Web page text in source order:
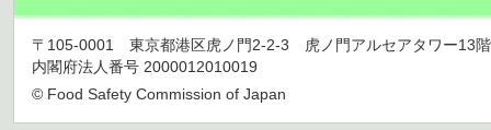
〒105-0001 東京都港区虎ノ門2-2-3 虎ノ門アルセアタワー13
内閣府法人番号 2000012010019
© Food Safety Commission of Japan